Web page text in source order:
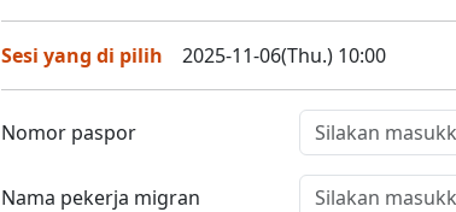
Sesi yang di pilih 2025-11-06(Thu.) 10:00
Nomor paspor
Nama pekerja migran